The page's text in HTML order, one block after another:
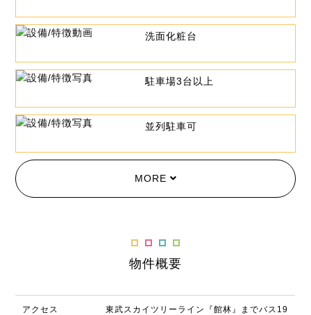
洗面化粧台
駐車場3台以上
並列駐車可
MORE
物件概要
アクセス
東武スカイツリーライン『館林』までバス19